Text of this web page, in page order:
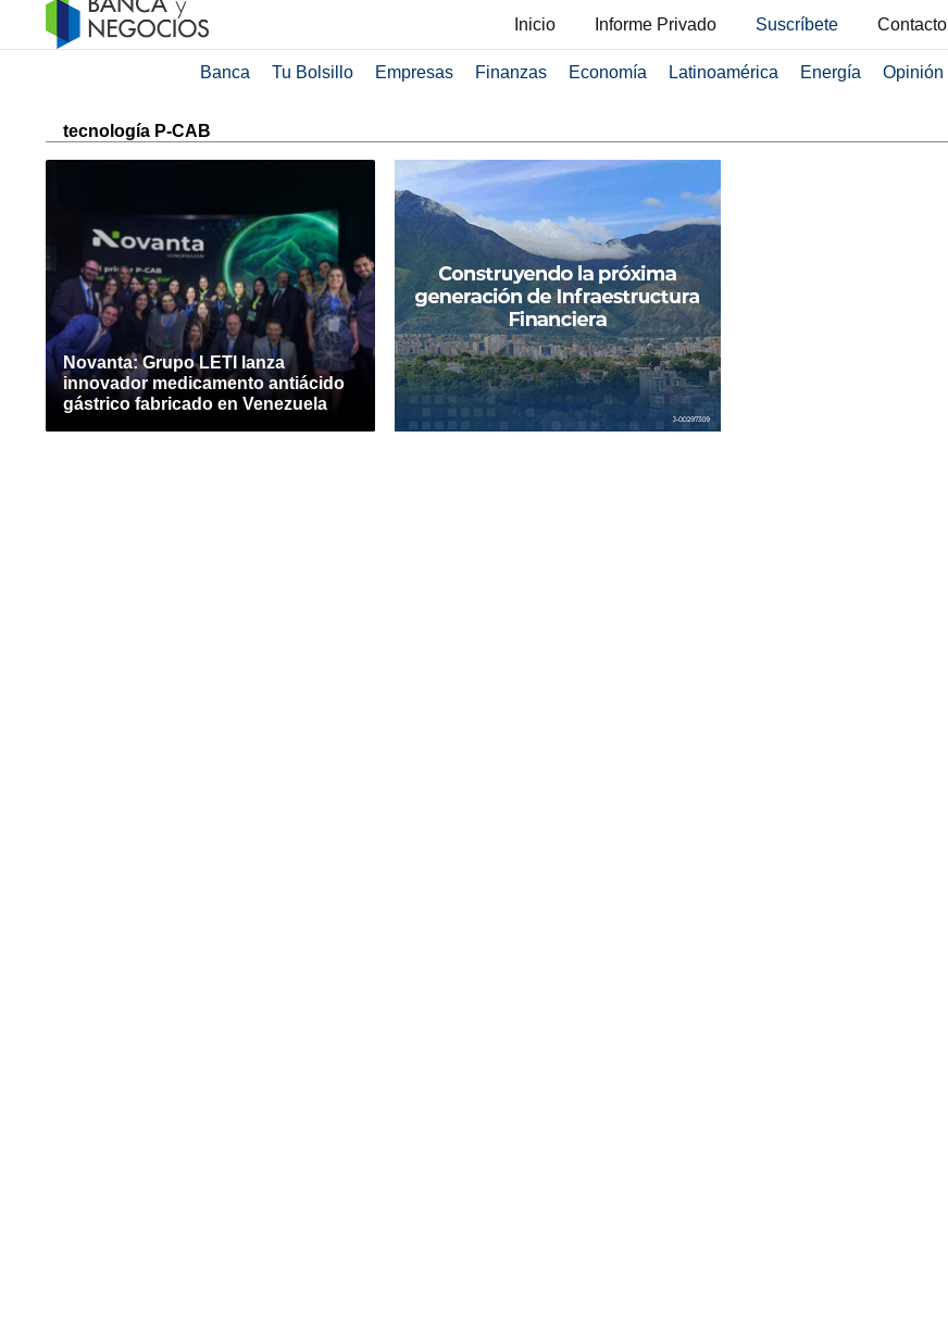
Inicio Informe Privado Suscríbete Contacto
Banca Tu Bolsillo Empresas Finanzas Economía Latinoamérica Energía Opinión
tecnología P-CAB
Novanta: Grupo LETI lanza
innovador medicamento antiácido
gástrico fabricado en Venezuela